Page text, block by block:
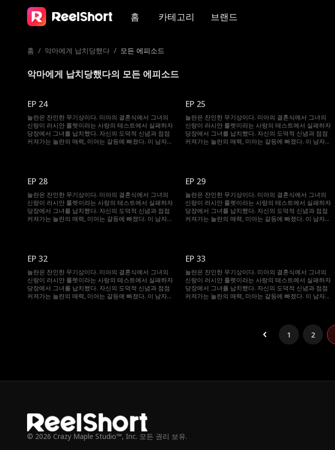
홈 카테고리 브랜드
홈 / 악마에게 납치당했다 / 모든 에피소드
악마에게 납치당했다의 모든 에피소드
EP 24
놀란은 잔인한 무기상이다. 미아의 결혼식에서 그녀의
신랑이 러시안 룰렛이라는 사랑의 테스트에서 실패하자
당장에서 그녀를 납치했다. 자신의 도덕적 신념과 점점
커져가는 놀란의 매력, 미아는 갈등에 빠졌다. 이 남자는
EP 25
놀란은 잔인한 무기상이다. 미아의 결혼식에서 그녀의
신랑이 러시안 룰렛이라는 사랑의 테스트에서 실패하자
당장에서 그녀를 납치했다. 자신의 도덕적 신념과 점점
커져가는 놀란의 매력, 미아는 갈등에 빠졌다. 이 남자는
EP 28
놀란은 잔인한 무기상이다. 미아의 결혼식에서 그녀의
신랑이 러시안 룰렛이라는 사랑의 테스트에서 실패하자
당장에서 그녀를 납치했다. 자신의 도덕적 신념과 점점
커져가는 놀란의 매력, 미아는 갈등에 빠졌다. 이 남자는
EP 29
놀란은 잔인한 무기상이다. 미아의 결혼식에서 그녀의
신랑이 러시안 룰렛이라는 사랑의 테스트에서 실패하자
당장에서 그녀를 납치했다. 자신의 도덕적 신념과 점점
커져가는 놀란의 매력, 미아는 갈등에 빠졌다. 이 남자는
EP 32
놀란은 잔인한 무기상이다. 미아의 결혼식에서 그녀의
신랑이 러시안 룰렛이라는 사랑의 테스트에서 실패하자
당장에서 그녀를 납치했다. 자신의 도덕적 신념과 점점
커져가는 놀란의 매력, 미아는 갈등에 빠졌다. 이 남자는
EP 33
놀란은 잔인한 무기상이다. 미아의 결혼식에서 그녀의
신랑이 러시안 룰렛이라는 사랑의 테스트에서 실패하자
당장에서 그녀를 납치했다. 자신의 도덕적 신념과 점점
커져가는 놀란의 매력, 미아는 갈등에 빠졌다. 이 남자는
1 2
© 2026 Crazy Maple Studio™, Inc. 모든 권리 보유.